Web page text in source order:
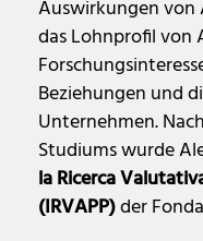
Auswirkungen
das Lohnprofil von
Beziehungen und
Unternehmen.
Studiums wurde
la Ricerca
(IRVAPP)der